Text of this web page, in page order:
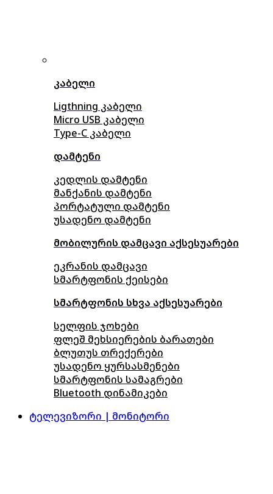
კაბელი
Ligthning კაბელი
Micro USB კაბელი
Type-C კაბელი
დამტენი
კედლის დამტენი
მანქანის დამტენი
პორტატული დამტენი
უსადენო დამტენი
მობილურის დამცავი აქსესუარები
ეკრანის დამცავი
სმარტფონის ქეისები
სმარტფონის სხვა აქსესუარები
სელფის ჯოხები
ფლეშ მეხსიერების ბარათები
ბლუთუს თრექერები
უსადენო ყურსასმენები
სმარტფონის სამაგრები
Bluetooth დინამიკები
ტელევიზორი | მონიტორი